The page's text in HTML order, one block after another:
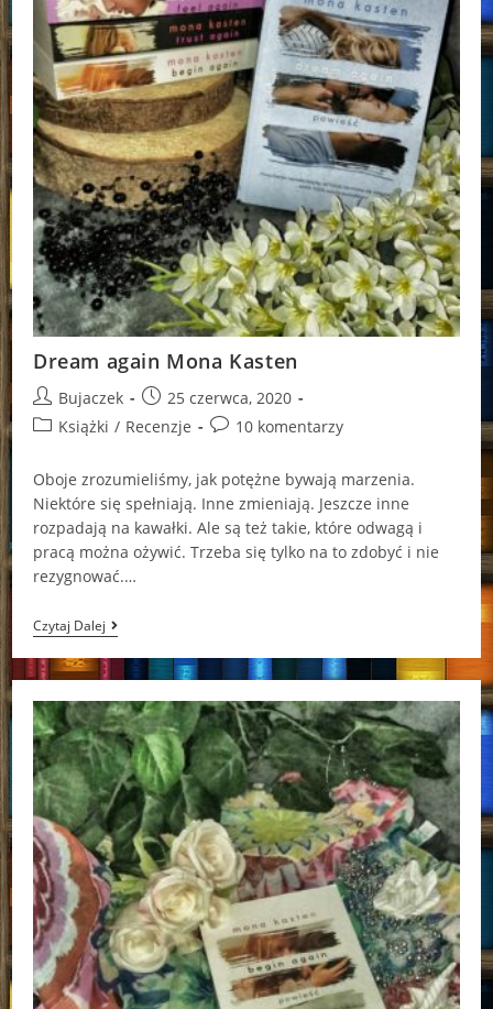
Dream again Mona Kasten
Post
author:
Bujaczek
Post
published:
25 czerwca, 2020
PostKsiążki / Recenzje
Post10 komentarzy
Oboje zrozumieliśmy, jak potężne bywają marzenia.
Niektóre się spełniają. Inne zmieniają. Jeszcze inne
rozpadają na kawałki. Ale są też takie, które odwagą i
pracą można ożywić. Trzeba się tylko na to zdobyć i nie
rezygnować.…
Czytaj DalejDream
Again
Mona
Kasten